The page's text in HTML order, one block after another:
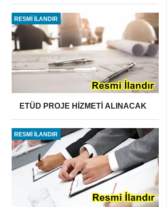
RESMİ İLANDIR
ETÜD PROJE HİZMETİ ALINACAK
RESMİ İLANDIR